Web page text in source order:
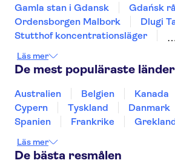
Gamla stan i Gdansk
Gdańsk
Ordensborgen Malbork
Dlugi
Stutthof koncentrationsläger
Statliga museet i Auschwitz-
Saltgruvan i Wieliczka
Wisła
Wawel-slottet
Krakow Gamla
Gamla stan, Warszawa
Vistula
Kulturpalatset
Mariakyrkan i
Läs mer
De mest populäraste
Australien Belgien Kanada
Cypern
Tyskland Danmark
Spanien
Frankrike
Sverige
Thailand
Läs mer
De bästa resmålen